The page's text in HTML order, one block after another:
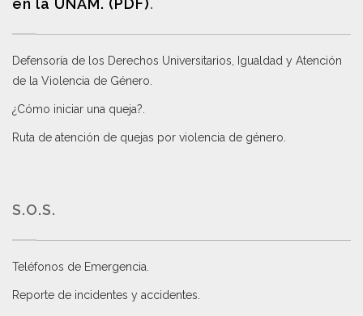
en la UNAM. (PDF).
Defensoría de los Derechos Universitarios, Igualdad y Atención
de la Violencia de Género
¿Cómo iniciar una queja?
Ruta de atención de quejas por violencia de género
S.O.S.
Teléfonos de Emergencia.
Reporte de incidentes y accidentes